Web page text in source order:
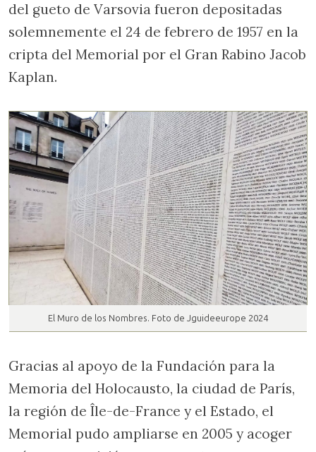
del gueto de Varsovia fueron depositadas
solemnemente el 24 de febrero de 1957 en la
cripta del Memorial por el Gran Rabino Jacob
Kaplan.
El Muro de los Nombres. Foto de Jguideeurope 2024
Gracias al apoyo de la Fundación para la
Memoria del Holocausto, la ciudad de París,
la región de Île-de-France y el Estado, el
Memorial pudo ampliarse en 2005 y acoger